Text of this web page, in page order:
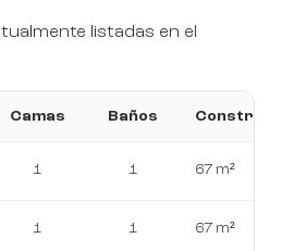
listadas en el
Camas Baños
1 1 67 m²
1 1 67 m²